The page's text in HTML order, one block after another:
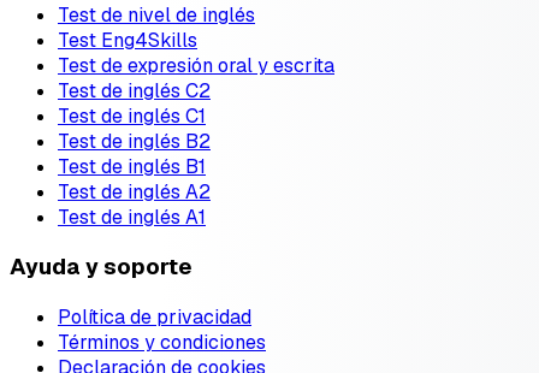
Test de nivel de inglés
Test Eng4Skills
Test de expresión oral y escrita
Test de inglés C2
Test de inglés C1
Test de inglés B2
Test de inglés B1
Test de inglés A2
Test de inglés A1
Ayuda y soporte
Política de privacidad
Términos y condiciones
Declaración de cookies